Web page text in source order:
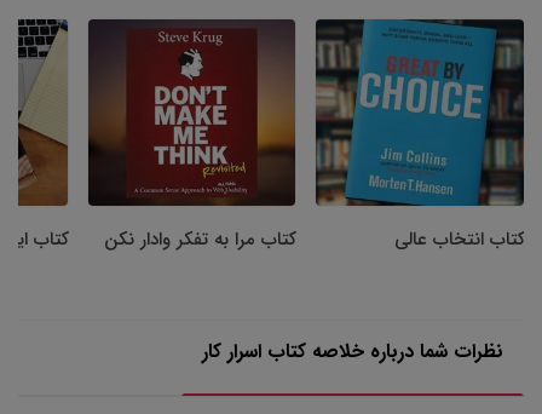
کتاب انتخاب عالی کتاب مرا به تفکر وادار نکن کتاب
نظرات شما درباره خلاصه کتاب اسرار کار